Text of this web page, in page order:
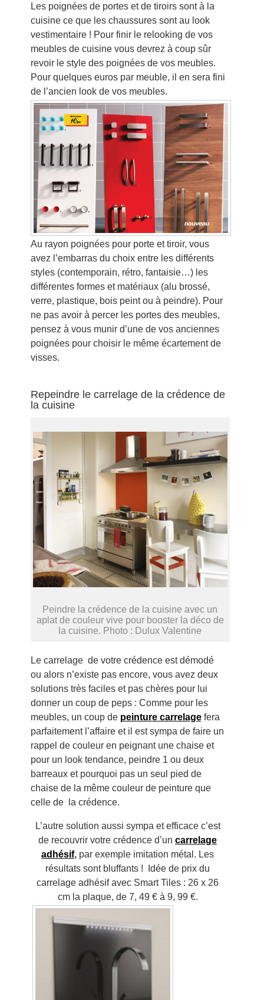
Les poignées de portes et de tiroirs sont à la
cuisine ce que les chaussures sont au look
vestimentaire ! Pour finir le relooking de vos
meubles de cuisine vous devrez à coup sûr
revoir le style des poignées de vos meubles.
Pour quelques euros par meuble, il en sera fini
de l’ancien look de vos meubles.
Au rayon poignées pour porte et tiroir, vous
avez l’embarras du choix entre les différents
styles (contemporain, rétro, fantaisie…) les
différentes formes et matériaux (alu brossé,
verre, plastique, bois peint ou à peindre). Pour
ne pas avoir à percer les portes des meubles,
pensez à vous munir d’une de vos anciennes
poignées pour choisir le même écartement de
visses.
Repeindre le carrelage de la crédence de
la cuisine
Peindre la crédence de la cuisine avec un
aplat de couleur vive pour booster la déco de
la cuisine. Photo : Dulux Valentine
Le carrelage de votre crédence est démodé
ou alors n’existe pas encore, vous avez deux
solutions très faciles et pas chères pour lui
donner un coup de peps : Comme pour les
meubles, un coup de peinture carrelage fera
parfaitement l’affaire et il est sympa de faire un
rappel de couleur en peignant une chaise et
pour un look tendance, peindre 1 ou deux
barreaux et pourquoi pas un seul pied de
chaise de la même couleur de peinture que
celle de la crédence.
L’autre solution aussi sympa et efficace c’est
de recouvrir votre crédence d’un carrelage
adhésif, par exemple imitation métal. Les
résultats sont bluffants ! Idée de prix du
carrelage adhésif avec Smart Tiles : 26 x 26
cm la plaque, de 7, 49 € à 9, 99 €.